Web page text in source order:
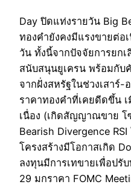
Day ปิดแท่งรายวัน Big
ทองคำยังคงมีแรงขายต่อ
วัน ทั้งนี้จากปัจจัยการยก
สนับสนุนยูเครน พร้อมกับ
จากฝั่งสหรัฐในช่วงเสาร์
ราคาทองคำที่เคยดีดขึ้น
เนื่อง (เกิดสัญญาณขาย
Bearish Divergence
โครงสร้างมีโอกาสเกิด
ลงทุนมีการเทขายเพื่อป
29 มกราคา FOMC